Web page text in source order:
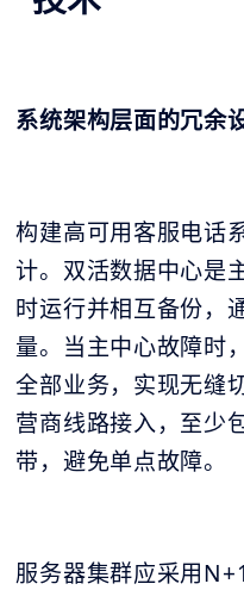
系统架构层面的冗余
构建高可用客服电话
计。双活数据中心是
时运行并相互备份，
量。当主中心故障时
全部业务，实现无缝
营商线路接入，至少
带，避免单点故障。
服务器集群应采用